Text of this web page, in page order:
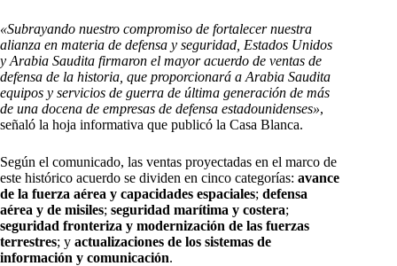
«Subrayando nuestro compromiso de fortalecer nuestra
alianza en materia de defensa y seguridad, Estados Unidos
y Arabia Saudita firmaron el mayor acuerdo de ventas de
defensa de la historia, que proporcionará a Arabia Saudita
equipos y servicios de guerra de última generación de más
de una docena de empresas de defensa estadounidenses»,
señaló la hoja informativa que publicó la Casa Blanca.
Según el comunicado, las ventas proyectadas en el marco de
este histórico acuerdo se dividen en cinco categorías: avance
de la fuerza aérea y capacidades espaciales; defensa
aérea y de misiles; seguridad marítima y costera;
seguridad fronteriza y modernización de las fuerzas
terrestres; y actualizaciones de los sistemas de
información y comunicación.